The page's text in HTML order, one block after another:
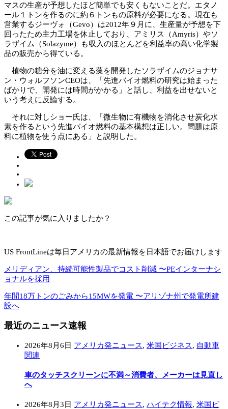
マスの生産が予想したほど簡単でも安くもないことだ。エタノ
ール１トンを作るのに約６トンもの原料が必要になる。現在も
営業するジーヴォ（Gevo）は2012年９月に、生産量が予想を下
回ったため主力工場を休止しており、アミリス（Amyris）やソ
ラザイム（Solazyme）も収入のほとんどを利益率の高い化学製
品の販売から得ている。
植物の糖分を油に変える藻を開発したソラザイムのジョナサ
ン・ウォルフソンCEOは、「先進バイオ燃料の研究は始まった
ばかりで、開発には時間がかかる」と話し、利益を出せないと
いう考えに反論する。
それに対しショー氏は、「微生物に有機物を消化させ炭化水
素を作るという先進バイオ燃料の基本構想は正しい。問題は原
料に植物を使う点にある」と説明した。
この記事が気に入りましたか？
US FrontLineは毎日アメリカの最新情報を日本語でお届けします
メリディアン、持続可能性製品でコスト削減 〜PEインターナシ
ョナルを採用
年間18万トンのごみから15MWを発電 〜アリゾナ州で発電所建
設へ
最近のニュース速報
2026年8月6日 アメリカ発ニュース, 米国ビジネス, 自動車
関連
車のタッチスクリーンに不満～消費者、メーカーは見直し
へ
2026年8月3日 アメリカ発ニュース, ハイテク情報, 米国ビ